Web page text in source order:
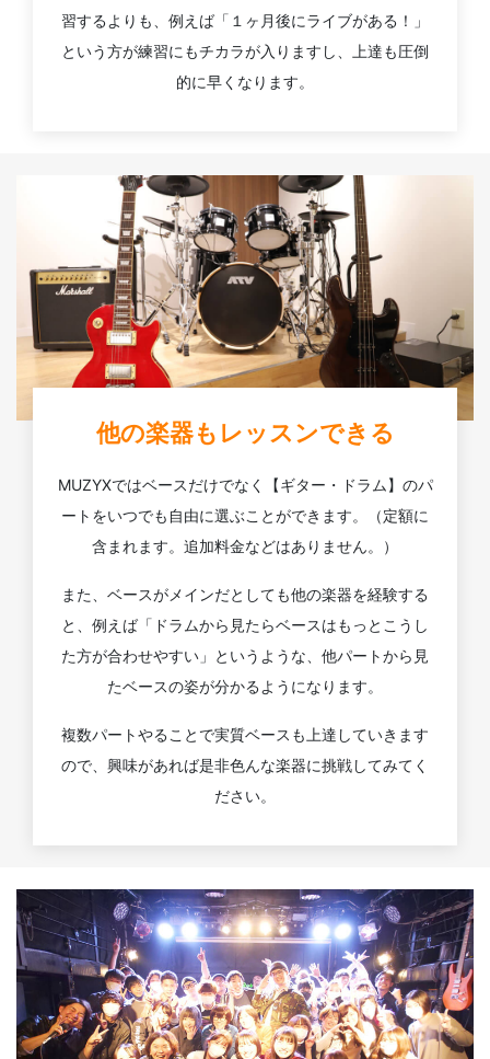
習するよりも、例えば「１ヶ月後にライブがある！」
という方が練習にもチカラが入りますし、上達も圧倒
的に早くなります。
他の楽器もレッスンできる
MUZYXではベースだけでなく【ギター・ドラム】のパ
ートをいつでも自由に選ぶことができます。（定額に
含まれます。追加料金などはありません。）
また、ベースがメインだとしても他の楽器を経験する
と、例えば「ドラムから見たらベースはもっとこうし
た方が合わせやすい」というような、他パートから見
たベースの姿が分かるようになります。
複数パートやることで実質ベースも上達していきます
ので、興味があれば是非色んな楽器に挑戦してみてく
ださい。